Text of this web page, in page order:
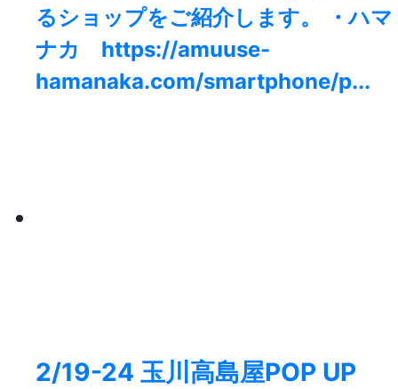
るショップをご紹介します。 ・ハマ
ナカ https://amuuse-
hamanaka.com/smartphone/p...
2/19-24 玉川高島屋POP UP